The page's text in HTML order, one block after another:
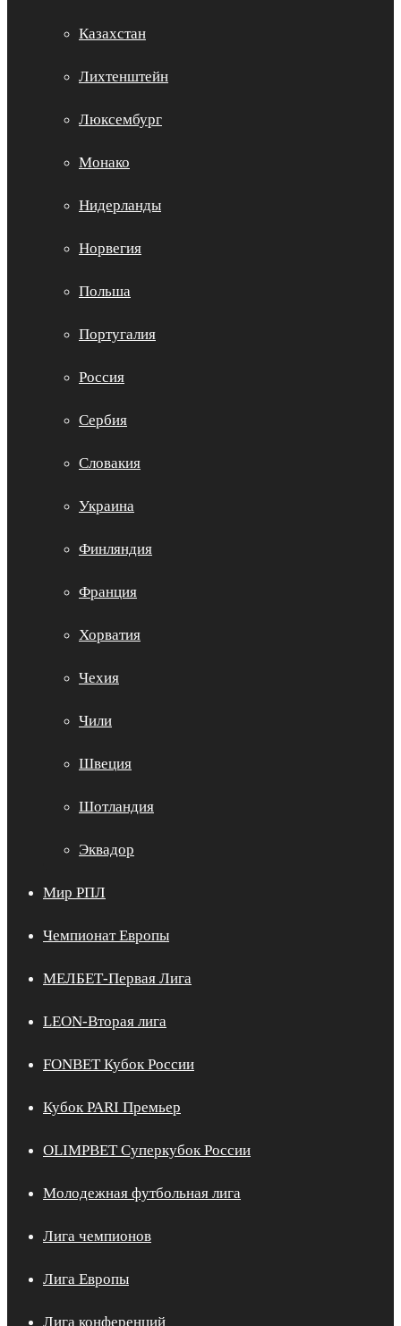
Казахстан
Лихтенштейн
Люксембург
Монако
Нидерланды
Норвегия
Польша
Португалия
Россия
Сербия
Словакия
Украина
Финляндия
Франция
Хорватия
Чехия
Чили
Швеция
Шотландия
Эквадор
Мир РПЛ
Чемпионат Европы
МЕЛБЕТ-Первая Лига
LEON-Вторая лига
FONBET Кубок России
Кубок PARI Премьер
OLIMPBET Суперкубок России
Молодежная футбольная лига
Лига чемпионов
Лига Европы
Лига конференций